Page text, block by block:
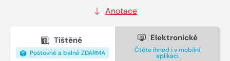
Anotace
Tištěné
Poštovné a balné ZDARMA
Elektronické
Čtěte ihned i v mobilní
aplikaci